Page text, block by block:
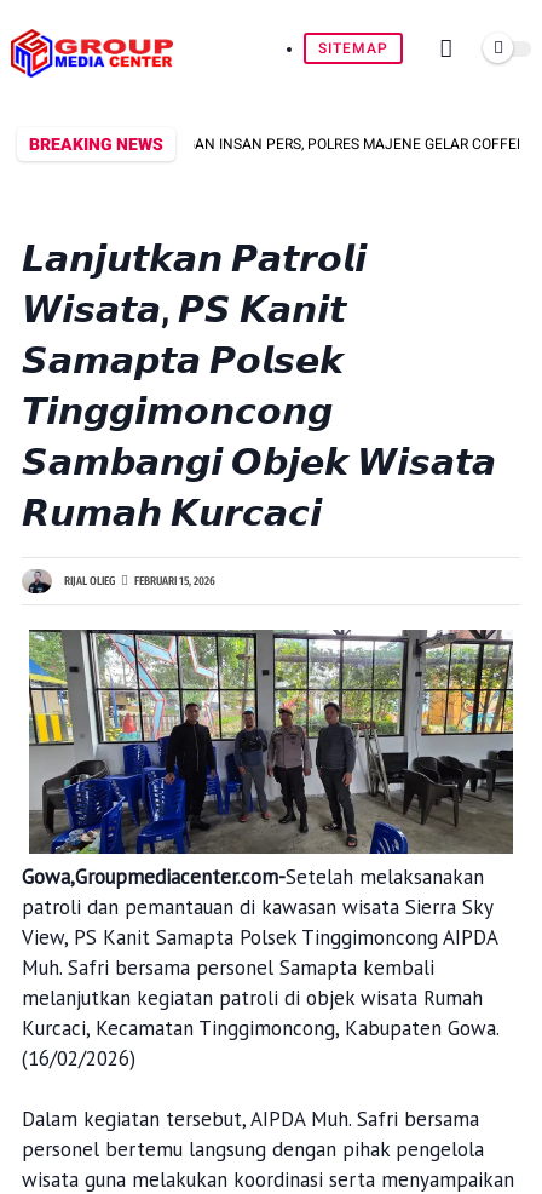
SITEMAP
BREAKING NEWS
KEMITRAAN DENGAN INSAN PERS, POLRES MAJENE GELAR COFFEE
𝙇𝙖𝙣𝙟𝙪𝙩𝙠𝙖𝙣 𝙋𝙖𝙩𝙧𝙤𝙡𝙞
𝙒𝙞𝙨𝙖𝙩𝙖, 𝙋𝙎 𝙆𝙖𝙣𝙞𝙩
𝙎𝙖𝙢𝙖𝙥𝙩𝙖 𝙋𝙤𝙡𝙨𝙚𝙠
𝙏𝙞𝙣𝙜𝙜𝙞𝙢𝙤𝙣𝙘𝙤𝙣𝙜
𝙎𝙖𝙢𝙗𝙖𝙣𝙜𝙞 𝙊𝙗𝙟𝙚𝙠 𝙒𝙞𝙨𝙖𝙩𝙖
𝙍𝙪𝙢𝙖𝙝 𝙆𝙪𝙧𝙘𝙖𝙘𝙞
RIJAL OLIEG FEBRUARI 15, 2026
Gowa,Groupmediacenter.com-Setelah melaksanakan
patroli dan pemantauan di kawasan wisata Sierra Sky
View, PS Kanit Samapta Polsek Tinggimoncong AIPDA
Muh. Safri bersama personel Samapta kembali
melanjutkan kegiatan patroli di objek wisata Rumah
Kurcaci, Kecamatan Tinggimoncong, Kabupaten Gowa.
(16/02/2026)
Dalam kegiatan tersebut, AIPDA Muh. Safri bersama
personel bertemu langsung dengan pihak pengelola
wisata guna melakukan koordinasi serta menyampaikan